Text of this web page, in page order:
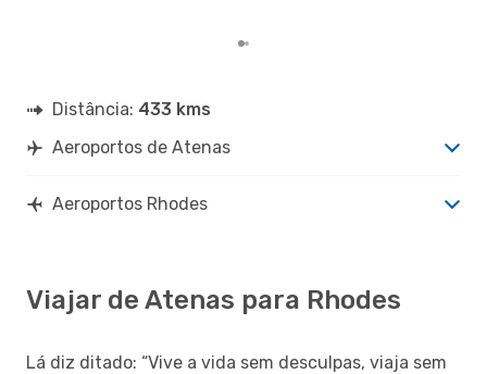
Distância: 433 kms
Aeroportos de Atenas
Aeroportos Rhodes
Viajar de Atenas para Rhodes
Lá diz ditado: “Vive a vida sem desculpas, viaja sem